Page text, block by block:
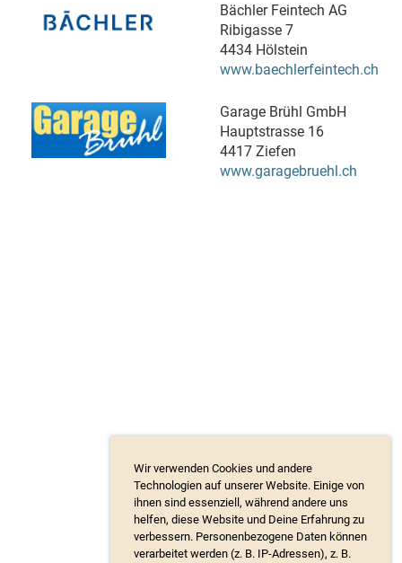
Wir verwenden Cookies und andere
Technologien auf unserer Website. Einige von
ihnen sind essenziell, während andere uns
helfen, diese Website und Deine Erfahrung zu
verbessern. Personenbezogene Daten können
verarbeitet werden (z. B. IP-Adressen), z. B.
Bächler Feintech AG
Ribigasse 7
4434 Hölstein
www.baechlerfeintech.ch
Garage Brühl GmbH
Hauptstrasse 16
4417 Ziefen
www.garagebruehl.ch